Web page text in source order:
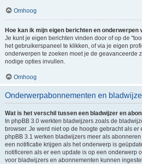
Omhoog
Hoe kan ik mijn eigen berichten en onderwerpen
Je kunt je eigen berichten vinden door of op de
het gebruikerspaneel te klikken, of via je eigen
onderwerpen te zoeken moet je de geavanceerde
nodige opties invullen.
Omhoog
Onderwerpabonnementen en
Wat is het verschil tussen een bladwijzer en
In phpBB 3.0 werkten bladwijzers zoals de
browser. Je werd niet op de hoogte gebracht als er
phpBB 3.1 werken bladwijzers meer als
een notificatie krijgen als het onderwerp is
notificeren als er een update is op een onderwerp
voor bladwijzers en abonnementen kunnen